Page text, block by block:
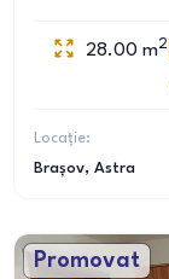
28.00 m2
Locație:
Brașov, Astra
Promovat